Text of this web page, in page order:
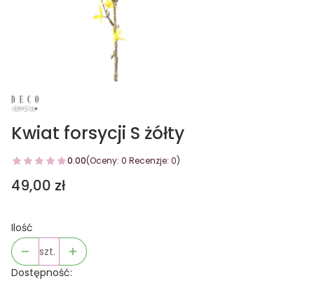
Kwiat forsycji S żółty
0.00(Oceny: 0 Recenzje: 0)
Cena
49,00 zł
Ilość
szt.
Dostępność: